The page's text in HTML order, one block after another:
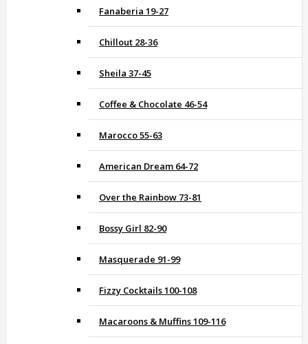
Fanaberia 19-27
Chillout 28-36
Sheila 37-45
Coffee & Chocolate 46-54
Marocco 55-63
American Dream 64-72
Over the Rainbow 73-81
Bossy Girl 82-90
Masquerade 91-99
Fizzy Cocktails 100-108
Macaroons & Muffins 109-116